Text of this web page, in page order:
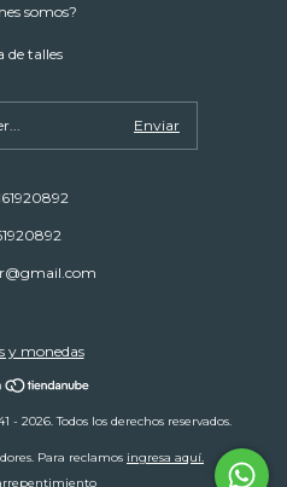
somos?
de talles
y monedas
- 2026. Todos los derechos reservados.
Para reclamos ingresa aquí.